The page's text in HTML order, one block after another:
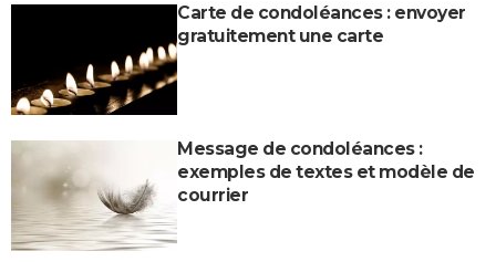
Carte de condoléances : envoyer
gratuitement une carte
Message de condoléances :
exemples de textes et modèle de
courrier